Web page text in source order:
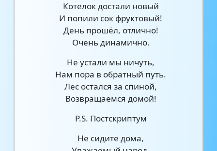
Котелок достали новый
И попили сок фруктовый!
День прошёл, отлично!
Очень динамично.
Не устали мы ничуть,
Нам пора в обратный путь.
Лес остался за спиной,
Возвращаемся домой!
P.S. Постскриптум
Не сидите дома,